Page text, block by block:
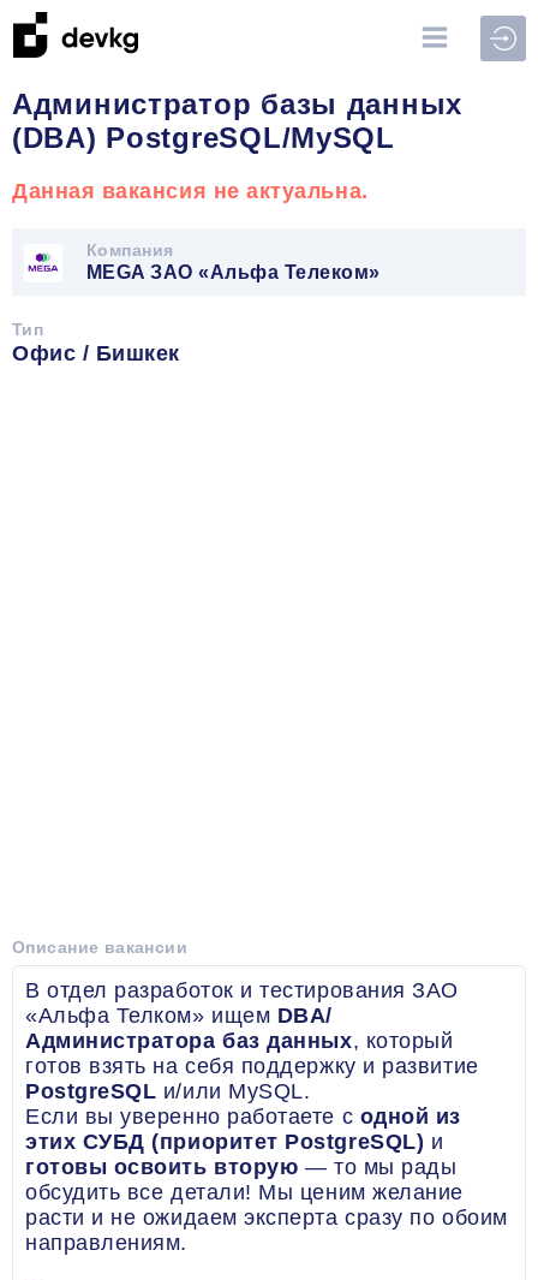
Администратор базы данных
(DBA) PostgreSQL/MySQL
Данная вакансия не актуальна.
Компания
MEGA ЗАО «Альфа Телеком»
Тип
Офис / Бишкек
Описание вакансии
В отдел разработок и тестирования ЗАО
«Альфа Телком» ищем DBA/
Администратора баз данных, который
готов взять на себя поддержку и развитие
PostgreSQL и/или MySQL.
Если вы уверенно работаете с одной из
этих СУБД (приоритет PostgreSQL) и
готовы освоить вторую — то мы рады
обсудить все детали! Мы ценим желание
расти и не ожидаем эксперта сразу по обоим
направлениям.